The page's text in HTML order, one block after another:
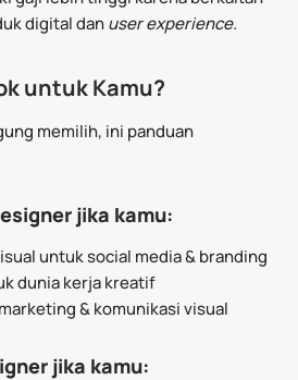
digital danuser experience.
untuk Kamu?
memilih, ini panduan
jika kamu:
untuk social media & branding
dunia kerja kreatif
& komunikasi visual
jika kamu: